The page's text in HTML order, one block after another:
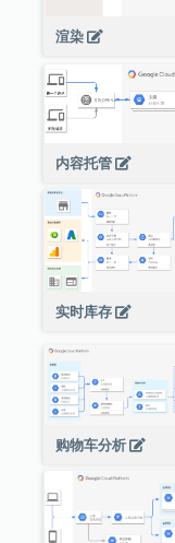
渲染
内容托管
实时库存
购物车分析